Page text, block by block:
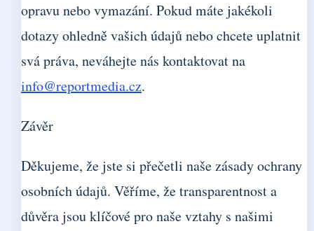
opravu nebo vymazání. Pokud máte jakékoli
dotazy ohledně vašich údajů nebo chcete uplatnit
svá práva, neváhejte nás kontaktovat na
info@reportmedia.cz.
Závěr
Děkujeme, že jste si přečetli naše zásady ochrany
osobních údajů. Věříme, že transparentnost a
důvěra jsou klíčové pro naše vztahy s našimi